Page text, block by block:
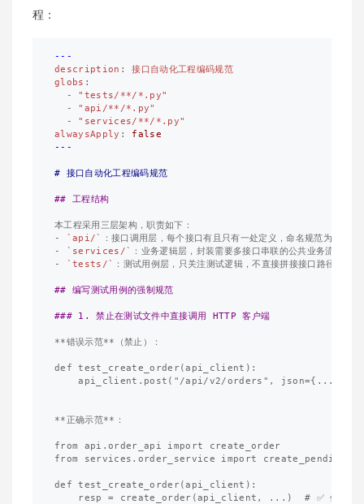
程：
---
description :
接口自动化工程编码规范
globs :
-
" tests/**/*.py"
-
" api/**/*.py"
-
" services/**/*.py"
alwaysApply :
false
---
# 接口自动化工程编码规范
## 工程结构
-
`api/` ：接口调用层，每个接口有且只有一处定义，命名规范为
-
`services/`
-
`tests/` ：测试用例层，只关注测试逻辑，不直接拼接接口路径
## 编写测试用例的强制规范
### 1. 禁止在测试文件中直接调用 HTTP 客户端
**错误示范** （禁止）：
def test_create_order(api_client):
api_client.post("/api/v2/orders", json={...})  #
**正确示范** ：
from api.order_api import create_order
from services.order_service import
def test_create_order(api_client):
resp = create_order(api_client, ...)  # ✅ 使用